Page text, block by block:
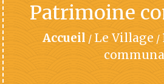
Patrimoine
Accueil / Le Village /